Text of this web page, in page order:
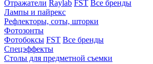
Отражатели Raylab FST Все бренды
Лампы и пайрекс
Рефлекторы, соты, шторки
Фотозонты
Фотобоксы FST Все бренды
Спецэффекты
Столы для предметной съемки